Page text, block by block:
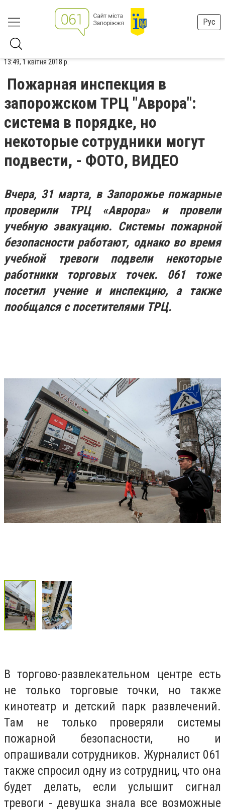
Рус
13:49, 1 квітня 2018 р.
Пожарная инспекция в
запорожском ТРЦ "Аврора":
система в порядке, но
некоторые сотрудники могут
подвести, - ФОТО, ВИДЕО
Вчера, 31 марта, в Запорожье пожарные
проверили ТРЦ «Аврора» и провели
учебную эвакуацию. Системы пожарной
безопасности работают, однако во время
учебной тревоги подвели некоторые
работники торговых точек. 061 тоже
посетил учение и инспекцию, а также
пообщался с посетителями ТРЦ.
В торгово-развлекательном центре есть
не только торговые точки, но также
кинотеатр и детский парк развлечений.
Там не только проверяли системы
пожарной безопасности, но и
опрашивали сотрудников. Журналист 061
также спросил одну из сотрудниц, что она
будет делать, если услышит сигнал
тревоги - девушка знала все возможные